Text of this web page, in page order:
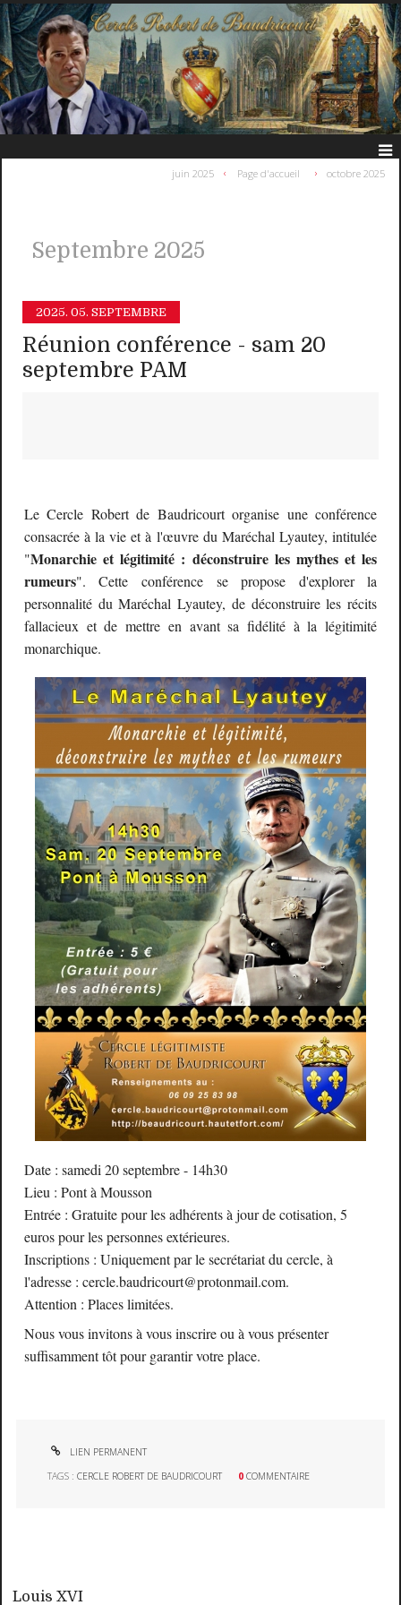
Louis XVI
juin 2025 Page d'accueil octobre 2025
Septembre 2025
2025. 05. SEPTEMBRE
Réunion conférence - sam 20
septembre PAM
Le Cercle Robert de Baudricourt organise une conférence
consacrée à la vie et à l'œuvre du Maréchal Lyautey, intitulée
"Monarchie et légitimité : déconstruire les mythes et les
rumeurs". Cette conférence se propose d'explorer la
personnalité du Maréchal Lyautey, de déconstruire les récits
fallacieux et de mettre en avant sa fidélité à la légitimité
monarchique.
Date : samedi 20 septembre - 14h30
Lieu : Pont à Mousson
Entrée : Gratuite pour les adhérents à jour de cotisation, 5
euros pour les personnes extérieures.
Inscriptions : Uniquement par le secrétariat du cercle, à
l'adresse : cercle.baudricourt@protonmail.com.
Attention : Places limitées.
Nous vous invitons à vous inscrire ou à vous présenter
suffisamment tôt pour garantir votre place.
LIEN PERMANENT
TAGS :CERCLE ROBERT DE BAUDRICOURT 0 COMMENTAIRE